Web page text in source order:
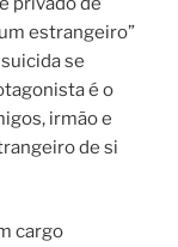
estrangeiro”
se
é o
irmão e
de si
cargo